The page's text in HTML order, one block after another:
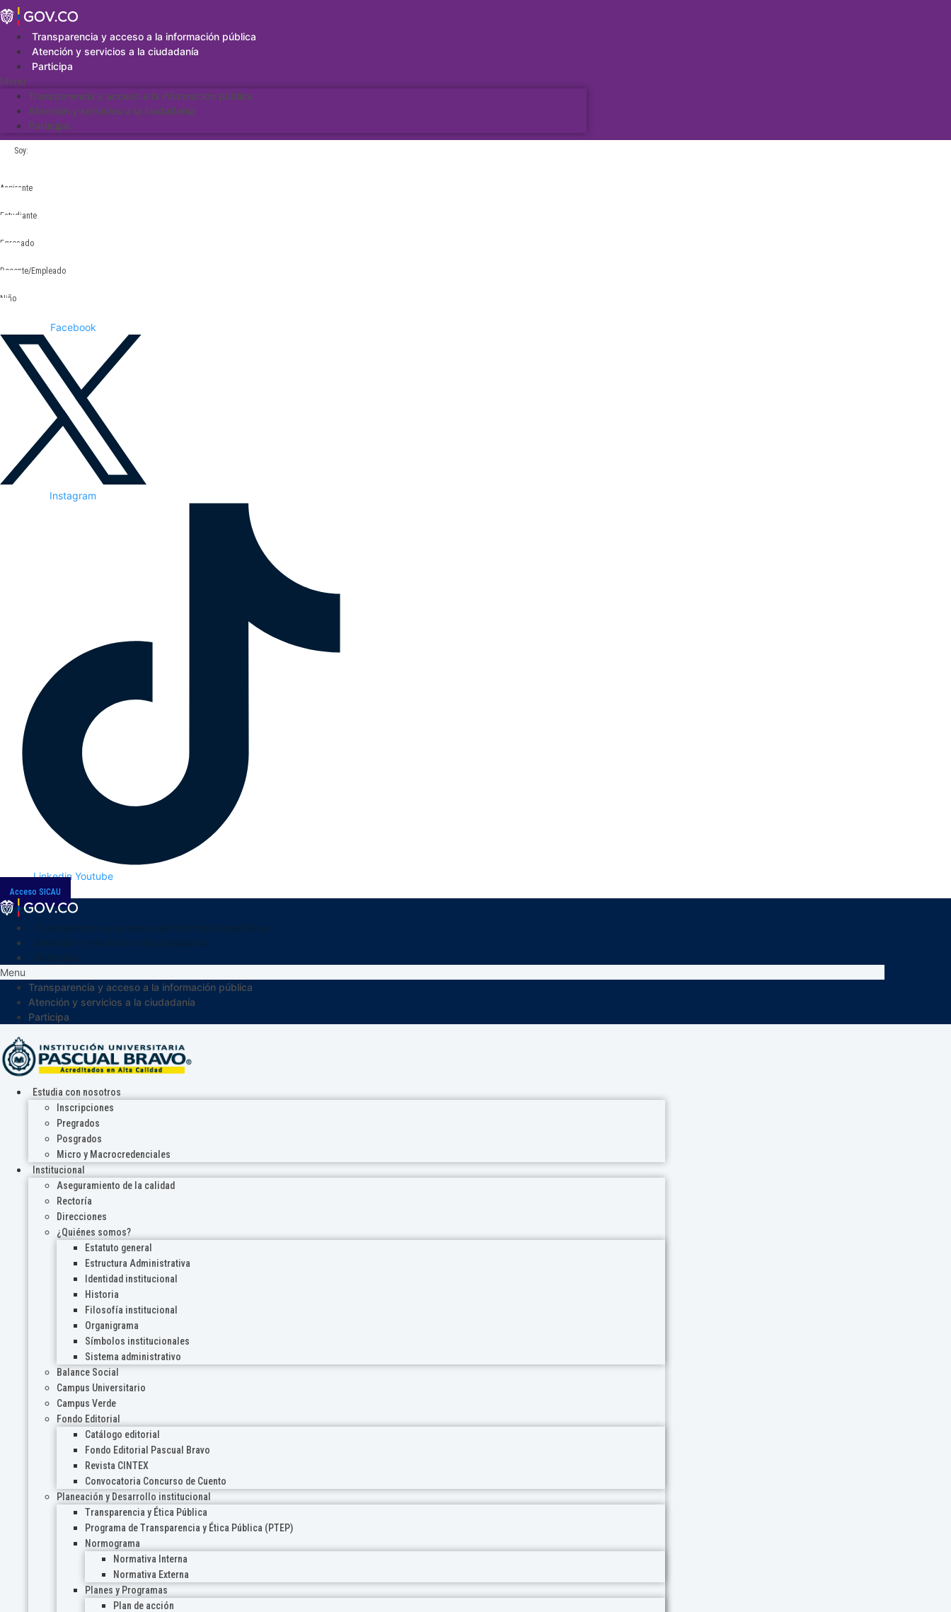
Saltar
al
contenidoTransparencia y acceso a la información pública
Atención y servicios a la ciudadanía
Participa
Menu
Transparencia y acceso a la información pública
Atención y servicios a la ciudadanía
Participa
Soy:
Aspirante
Estudiante
Egresado
Docente/Empleado
Niño
Facebook
Instagram
Linkedin Youtube
Acceso SICAU
Menu
Transparencia y acceso a la información pública
Atención y servicios a la ciudadanía
Participa
Estudia con nosotros
Inscripciones
Pregrados
Posgrados
Micro y Macrocredenciales
Institucional
Aseguramiento de la calidad
Rectoría
Direcciones
¿Quiénes somos?
Estatuto general
Estructura Administrativa
Identidad institucional
Historia
Filosofía institucional
Organigrama
Símbolos institucionales
Sistema administrativo
Balance Social
Campus Universitario
Campus Verde
Fondo Editorial
Catálogo editorial
Fondo Editorial Pascual Bravo
Revista CINTEX
Convocatoria Concurso de Cuento
Planeación y Desarrollo institucional
Transparencia y Ética Pública
Programa de Transparencia y Ética Pública (PTEP)
Normograma
Normativa Interna
Normativa Externa
Planes y Programas
Plan de acción